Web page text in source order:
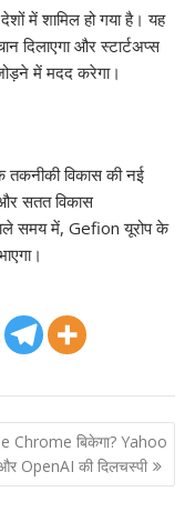
में शामिल हो गया है। यह
दिलाएगा और स्टार्टअप्स
में मदद करेगा।
विकास की नई
और सतत विकास
समय में, Gefion यूरोप के
Chrome बिकेगा? Yahoo
OpenAI की दिलचस्पी